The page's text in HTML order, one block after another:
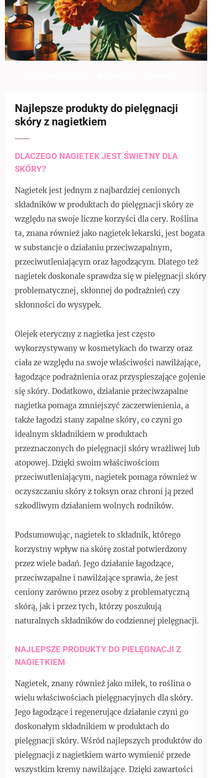
Najlepsze produkty do pielęgnacji
skóry z nagietkiem
DLACZEGO NAGIETEK JEST ŚWIETNY DLA
SKÓRY?
Nagietek jest jednym z najbardziej cenionych
składników w produktach do pielęgnacji skóry ze
względu na swoje liczne korzyści dla cery. Roślina
ta, znana również jako nagietek lekarski, jest bogata
w substancje o działaniu przeciwzapalnym,
przeciwutleniającym oraz łagodzącym. Dlatego też
nagietek doskonale sprawdza się w pielęgnacji skóry
problematycznej, skłonnej do podrażnień czy
skłonności do wysypek.
Olejek eteryczny z nagietka jest często
wykorzystywany w kosmetykach do twarzy oraz
ciała ze względu na swoje właściwości nawilżające,
łagodzące podrażnienia oraz przyspieszające gojenie
się skóry. Dodatkowo, działanie przeciwzapalne
nagietka pomaga zmniejszyć zaczerwienienia, a
także łagodzi stany zapalne skóry, co czyni go
idealnym składnikiem w produktach
przeznaczonych do pielęgnacji skóry wrażliwej lub
atopowej. Dzięki swoim właściwościom
przeciwutleniającym, nagietek pomaga również w
oczyszczaniu skóry z toksyn oraz chroni ją przed
szkodliwym działaniem wolnych rodników.
Podsumowując, nagietek to składnik, którego
korzystny wpływ na skórę został potwierdzony
przez wiele badań. Jego działanie łagodzące,
przeciwzapalne i nawilżające sprawia, że jest
ceniony zarówno przez osoby z problematyczną
skórą, jak i przez tych, którzy poszukują
naturalnych składników do codziennej pielęgnacji.
NAJLEPSZE PRODUKTY DO PIELĘGNACJI Z
NAGIETKIEM
Nagietek, znany również jako miłek, to roślina o
wielu właściwościach pielęgnacyjnych dla skóry.
Jego łagodzące i regenerujące działanie czyni go
doskonałym składnikiem w produktach do
pielęgnacji skóry. Wśród najlepszych produktów do
pielęgnacji z nagietkiem warto wymienić przede
wszystkim kremy nawilżające. Dzięki zawartości